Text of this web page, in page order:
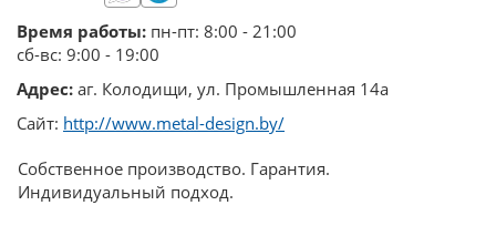
Время работы: пн-пт: 8:00 - 21:00
сб-вс: 9:00 - 19:00
Адрес: аг. Колодищи, ул. Промышленная 14а
Сайт: http://www.metal-design.by/
Собственное производство. Гарантия.
Индивидуальный подход.